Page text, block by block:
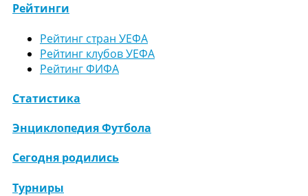
Рейтинги
Рейтинг стран УЕФА
Рейтинг клубов УЕФА
Рейтинг ФИФА
Статистика
Энциклопедия Футбола
Сегодня родились
Турниры